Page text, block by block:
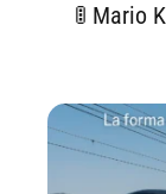
🚦 Mario